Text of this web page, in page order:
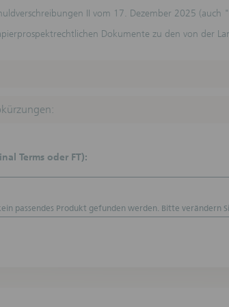
Informationen ersetzen keine
Haftungsausschluss
Vollständigkeit und Aktualität der
II vom 17. Dezember 2025 (auch
Dokumente zu den von der
Terms oder FT):
passendes Produkt gefunden werden. Bitte verändern